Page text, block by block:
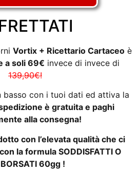
Vortix + Ricettario Cartaceo è
a soli 69€ invece di invece di
139,90€!
basso con i tuoi dati ed attiva la
è gratuita e paghi
alla consegna!
con l’elevata qualità che ci
la formula SODDISFATTI O
60gg !